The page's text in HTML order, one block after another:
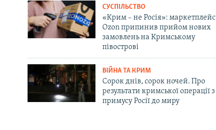
СУСПІЛЬСТВО
«Крим – не Росія»: маркетплейс
Ozon припинив прийом нових
замовлень на Кримському
півострові
ВІЙНА ТА КРИМ
Сорок днів, сорок ночей. Про
результати кримської операції з
примусу Росії до миру